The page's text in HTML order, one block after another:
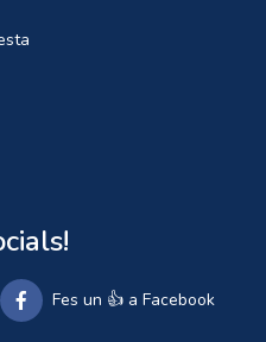
Fes un 👍 a Facebook